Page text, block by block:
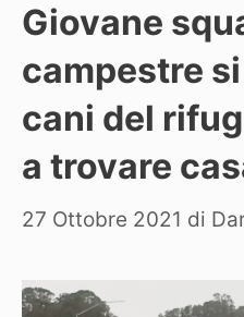
Giovane
campestre
cani del
a trovare
27 Ottobre 2021 di